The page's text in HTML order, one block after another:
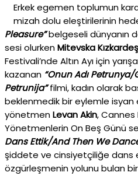
Erkek egemen toplumun
mizah dolu eleştirilerinin
Pleasure”belgeseli dünyanın
sesi olurkenMitevska
Festivali’nde Altın Ayı için
kazanan “Onun Adı
Petrunija”filmi, kadın olarak
beklenmedik bir eylemle isyan
yönetmenLevan Akin, Cannes
Yönetmenlerin On Beş Günü
Dans Ettik/And Then We
şiddete ve cinsiyetçiliğe dans
özgürleşmenin yolunu bulan